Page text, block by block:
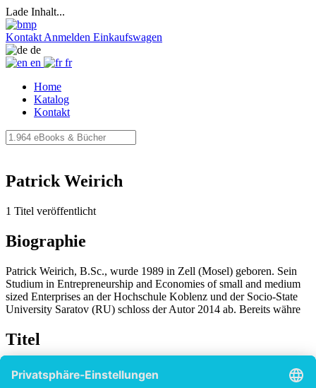
Lade Inhalt...
Kontakt Anmelden Einkaufswagen
de
en
fr
Home
Katalog
Kontakt
Patrick Weirich
1 Titel veröffentlicht
Biographie
Patrick Weirich, B.Sc., wurde 1989 in Zell (Mosel) geboren. Sein
Studium in Entrepreneurship and Economies of small and medium
sized Enterprises an der Hochschule Koblenz und der Socio-State
University Saratov (RU) schloss der Autor 2014 ab. Bereits währe
Titel